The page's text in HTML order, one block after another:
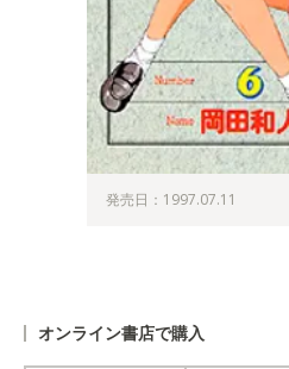
発売日：1997.07.11
オンライン書店で購入